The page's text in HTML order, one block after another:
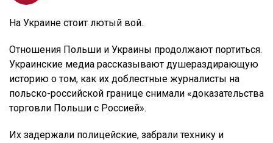
На Украине стоит лютый вой.
Отношения Польши и Украины продолжают портиться.
Украинские медиа рассказывают душераздирающую
историю о том, как их доблестные журналисты на
польско-российской границе снимали «доказательства
торговли Польши с Россией».
Их задержали полицейские, забрали технику и